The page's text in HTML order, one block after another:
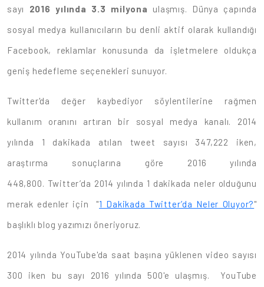
sayı 2016 yılında 3.3 milyona ulaşmış. Dünya çapında
sosyal medya kullanıcıların bu denli aktif olarak kullandığı
Facebook, reklamlar konusunda da işletmelere oldukça
geniş hedefleme seçenekleri sunuyor.
Twitter'da değer kaybediyor söylentilerine rağmen
kullanım oranını artıran bir sosyal medya kanalı. 2014
yılında 1 dakikada atılan tweet sayısı 347,222 iken,
araştırma sonuçlarına göre 2016 yılında
448,800. Twitter’da 2014 yılında 1 dakikada neler olduğunu
merak edenler için "1 Dakikada Twitter’da Neler Oluyor?"
başlıklı blog yazımızı öneriyoruz.
2014 yılında YouTube'da saat başına yüklenen video sayısı
300 iken bu sayı 2016 yılında 500'e ulaşmış. YouTube